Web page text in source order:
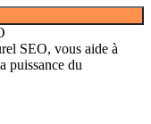
SEO, vous aide à
puissance du